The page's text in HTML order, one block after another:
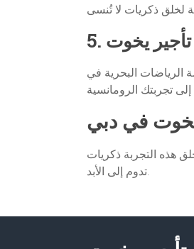
تأجير يخوت
الرياضات البحرية في
يخوت في دبي
هذه التجربة ذكريات
تدوم إلى الأبد.